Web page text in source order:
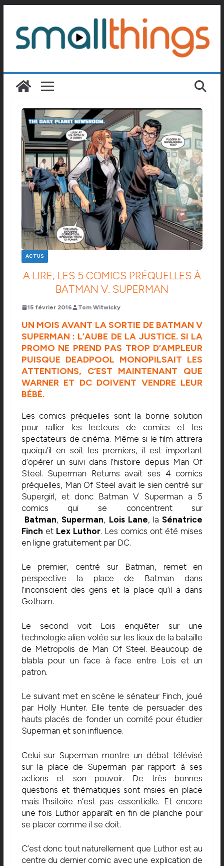
contenu
ACTUS
A LIRE, LES 5 COMICS PRÉQUELLES À
BATMAN V. SUPERMAN
15 février 2016 Tom Witwicky
UN MOIS AVANT LA SORTIE DE BATMAN V
SUPERMAN : L’AUBE DE LA JUSTICE. SI LA
PROMO NE PREND PAS TROP D’AMPLEUR
PUISQUE DEADPOOL MONOPILSAIT LES
ATTENTIONS, C’EST MAINTENANT QUE
WARNER ET DC DOIVENT VENDRE LEUR
BÉBÉ.
Les comics préquelles sont la bonne solution
pour rallier les lecteurs de comics et les
spectateurs de cinéma. Même si le film attirera
quoiqu’il en soit les premiers, il est important
d’opérer un suivi dans l’histoire depuis Man Of
Steel. Superman Returns avait ses 4 comics
préquelles, Man Of Steel avait le sien centré sur
Supergirl, et donc Batman V Superman a 5
comics qui se concentrent sur
Batman,Superman, Lois Lane, laSénatrice
Finch et Lex Luthor. Les comics ont été mises
en ligne gratuitement par DC.
Le premier, centré sur Batman, remet en
perspective la place de Batman dans
l’inconscient des gens et la place qu’il a dans
Gotham.
Le second voit Lois enquêter sur une
technologie alien volée sur les lieux de la bataille
de Metropolis de Man Of Steel. Beaucoup de
blabla pour un face à face entre Lois et un
patron.
Le suivant met en scène le sénateur Finch, joué
par Holly Hunter. Elle tente de persuader des
hauts placés de fonder un comité pour étudier
Superman et son influence.
Celui sur Superman montre un débat télévisé
sur la place de Superman par rapport à ses
actions et son pouvoir. De très bonnes
questions et thématiques sont msies en place
mais l’hsitoire n’est pas essentielle. Et encore
une fois Luthor apparaît en fin de planche pour
se placer comme il se doit.
C’est donc tout naturellement que Luthor est au
centre du dernier comic avec une explication de